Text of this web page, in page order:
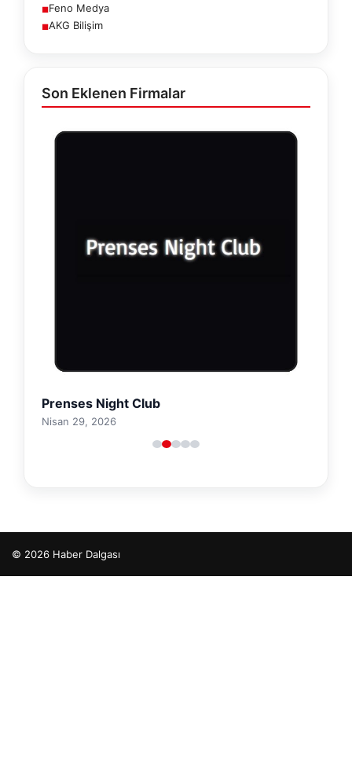
■Feno Medya
■AKG Bilişim
Son Eklenen Firmalar
Prenses Night Club
Nisan 29, 2026
© 2026 Haber Dalgası